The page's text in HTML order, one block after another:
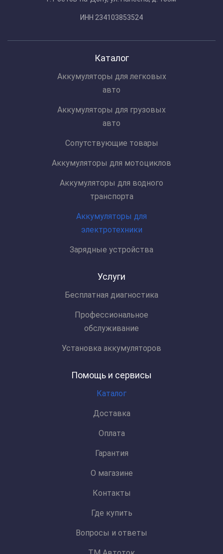
ИНН 234103853524
Каталог
Аккумуляторы для легковых
авто
Аккумуляторы для грузовых
авто
Сопутствующие товары
Аккумуляторы для мотоциклов
Аккумуляторы для водного
транспорта
Аккумуляторы для
электротехники
Зарядные устройства
Услуги
Бесплатная диагностика
Профессиональное
обслуживание
Установка аккумуляторов
Помощь и сервисы
Каталог
Доставка
Оплата
Гарантия
О магазине
Контакты
Где купить
Вопросы и ответы